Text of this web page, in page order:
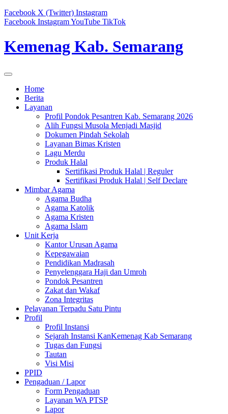
Facebook X (Twitter) Instagram
Facebook InstagramYouTube TikTok
Kemenag Kab. Semarang
Home
Berita
Layanan
Profil Pondok Pesantren Kab. Semarang 2026
Alih Fungsi Musola Menjadi Masjid
Dokumen Pindah Sekolah
Layanan Bimas Kristen
Lagu Merdu
Produk Halal
Sertifikasi Produk Halal | Reguler
Sertifikasi Produk Halal | Self Declare
Mimbar Agama
Agama Budha
Agama Katolik
Agama Kristen
Agama Islam
Unit Kerja
Kantor Urusan Agama
Kepegawaian
Pendidikan Madrasah
Penyelenggara Haji dan Umroh
Pondok Pesantren
Zakat dan Wakaf
Zona Integritas
Pelayanan Terpadu Satu Pintu
Profil
Profil Instansi
Sejarah Instansi KanKemenag Kab Semarang
Tugas dan Fungsi
Tautan
Visi Misi
PPID
Pengaduan / Lapor
Form Pengaduan
Layanan WA PTSP
Lapor